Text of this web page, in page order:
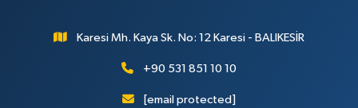
Karesi Mh. Kaya Sk. No: 12 Karesi - BALIKESİR
+90 531 851 10 10
[email protected]